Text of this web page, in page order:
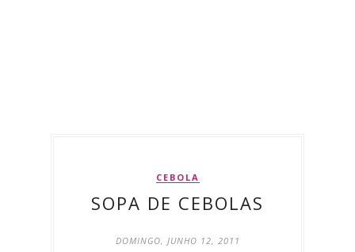
CEBOLA
SOPA DE CEBOLAS
DOMINGO, JUNHO 12, 2011